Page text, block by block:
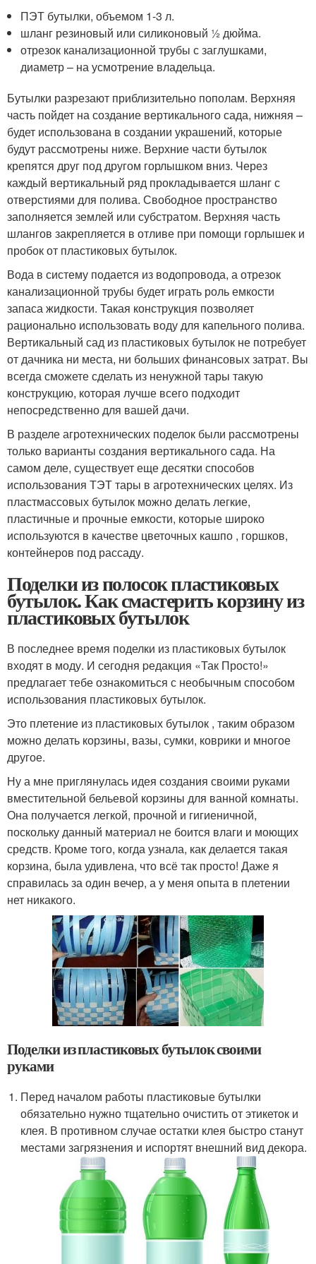
ПЭТ бутылки, объемом 1-3 л.
шланг резиновый или силиконовый ½ дюйма.
отрезок канализационной трубы с заглушками,
диаметр – на усмотрение владельца.
Бутылки разрезают приблизительно пополам. Верхняя
часть пойдет на создание вертикального сада, нижняя –
будет использована в создании украшений, которые
будут рассмотрены ниже. Верхние части бутылок
крепятся друг под другом горлышком вниз. Через
каждый вертикальный ряд прокладывается шланг с
отверстиями для полива. Свободное пространство
заполняется землей или субстратом. Верхняя часть
шлангов закрепляется в отливе при помощи горлышек и
пробок от пластиковых бутылок.
Вода в систему подается из водопровода, а отрезок
канализационной трубы будет играть роль емкости
запаса жидкости. Такая конструкция позволяет
рационально использовать воду для капельного полива.
Вертикальный сад из пластиковых бутылок не потребует
от дачника ни места, ни больших финансовых затрат. Вы
всегда сможете сделать из ненужной тары такую
конструкцию, которая лучше всего подходит
непосредственно для вашей дачи.
В разделе агротехнических поделок были рассмотрены
только варианты создания вертикального сада. На
самом деле, существует еще десятки способов
использования ТЭТ тары в агротехнических целях. Из
пластмассовых бутылок можно делать легкие,
пластичные и прочные емкости, которые широко
используются в качестве цветочных кашпо , горшков,
контейнеров под рассаду.
Поделки из полосок пластиковых
бутылок. Как смастерить корзину из
пластиковых бутылок
В последнее время поделки из пластиковых бутылок
входят в моду. И сегодня pедакция «Так Просто!»
предлагает тебе ознакомиться с необычным способом
использования пластиковых бутылок.
Это плетение из пластиковых бутылок , таким образом
можно делать корзины, вазы, сумки, коврики и многое
другое.
Ну а мне приглянулась идея создания своими руками
вместительной бельевой корзины для ванной комнаты.
Она получается легкой, прочной и гигиеничной,
поскольку данный материал не боится влаги и моющих
средств. Кроме того, когда узнала, как делается такая
корзина, была удивлена, что всё так просто! Даже я
справилась за один вечер, а у меня опыта в плетении
нет никакого.
Поделки из пластиковых бутылок своими
руками
Перед началом работы пластиковые бутылки
обязательно нужно тщательно очистить от этикеток и
клея. В противном случае остатки клея быстро станут
местами загрязнения и испортят внешний вид декора.